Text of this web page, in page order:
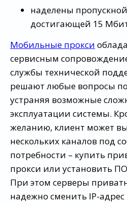
наделены
достигающей 15
Мобильные прокси
сервисным
службы технической
решают любые вопросы
устраняя возможные
эксплуатации системы.
желанию, клиент может
нескольких каналов под
потребности – купить
прокси или установить
При этом серверы
надежно сменить IP-адрес